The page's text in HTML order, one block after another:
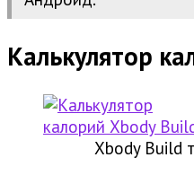
Калькулятор
Xbody Build